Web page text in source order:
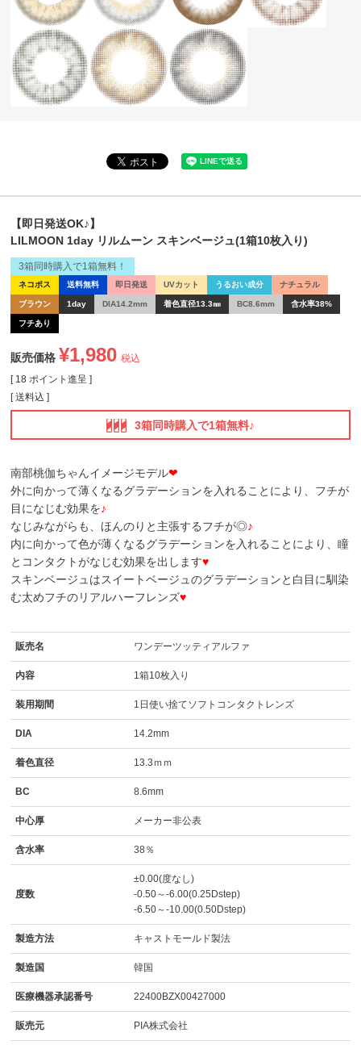
【即日発送OK♪】
LILMOON 1day リルムーン スキンベージュ(1箱10枚入り)
ネコポス 送料無料 即日発送 UVカット うるおい成分 ナチュラル
ブラウン 1day DIA14.2mm 着色直径13.3㎜ BC8.6mm 含水率38%
フチあり
3箱同時購入で1箱無料！
販売価格 ¥1,980 税込
[ 18 ポイント進呈 ]
送料込
3箱同時購入で1箱無料♪
南部桃伽ちゃんイメージモデル❤
外に向かって薄くなるグラデーションを入れることにより、フチが
目になじむ効果を♪
なじみながらも、ほんのりと主張するフチが◎♪
内に向かって色が薄くなるグラデーションを入れることにより、瞳
とコンタクトがなじむ効果を出します♥
スキンベージュはスイートベージュのグラデーションと白目に馴染
む太めフチのリアルハーフレンズ♥
販売名 ワンデーツッティアルファ
内容 1箱10枚入り
装用期間 1日使い捨てソフトコンタクトレンズ
DIA 14.2mm
着色直径 13.3ｍｍ
BC 8.6mm
中心厚 メーカー非公表
含水率 38％
度数
±0.00(度なし)
-0.50～-6.00(0.25Dstep)
-6.50～-10.00(0.50Dstep)
製造方法 キャストモールド製法
製造国 韓国
医療機器承認番号 22400BZX00427000
販売元 PIA株式会社